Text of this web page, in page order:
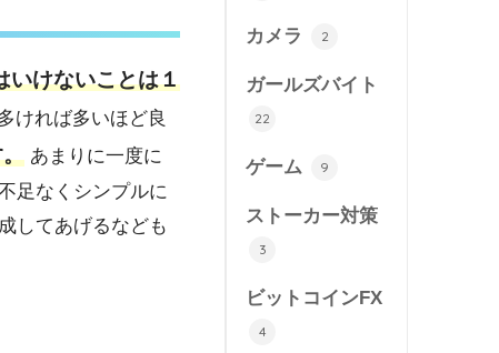
いけないことは１
ければ多いほど良
あまりに一度に
足なくシンプルに
してあげるなども
カメラ 2
ガールズバイト
22
ゲーム 9
ストーカー対策
3
ビットコインFX
4